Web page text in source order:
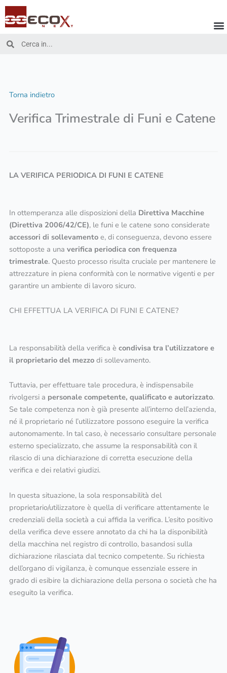
Vai
al
contenuto
Cerca Cerca
Torna indietro
Verifica Trimestrale di Funi e Catene
LA VERIFICA PERIODICA DI FUNI E CATENE
In ottemperanza alle disposizioni della Direttiva Macchine
(Direttiva 2006/42/CE), le funi e le catene sono considerate
accessori di sollevamentoe, di conseguenza, devono essere
sottoposte a una verifica periodica con frequenza
trimestrale. Questo processo risulta cruciale per mantenere le
attrezzature in piena conformità con le normative vigenti e per
garantire un ambiente di lavoro sicuro.
CHI EFFETTUA LA VERIFICA DI FUNI E CATENE?
La responsabilità della verifica è condivisa tra l’utilizzatore e
il proprietario del mezzodi sollevamento.
Tuttavia, per effettuare tale procedura, è indispensabile
rivolgersi a personale competente, qualificato e autorizzato.
Se tale competenza non è già presente all’interno dell’azienda,
né il proprietario né l’utilizzatore possono eseguire la verifica
autonomamente. In tal caso, è necessario consultare personale
esterno specializzato, che assume la responsabilità con il
rilascio di una dichiarazione di corretta esecuzione della
verifica e dei relativi giudizi.
In questa situazione, la sola responsabilità del
proprietario/utilizzatore è quella di verificare attentamente le
credenziali della società a cui affida la verifica. L’esito positivo
della verifica deve essere annotato da chi ha la disponibilità
della macchina nel registro di controllo, basandosi sulla
dichiarazione rilasciata dal tecnico competente. Su richiesta
dell’organo di vigilanza, è comunque essenziale essere in
grado di esibire la dichiarazione della persona o società che ha
eseguito la verifica.